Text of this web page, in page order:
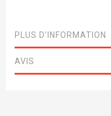
PLUS D’INFORMATION
AVIS